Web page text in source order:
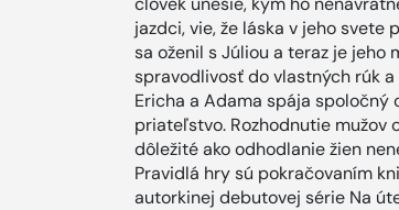
jazdci, vie, že láska v jeho
sa oženil s Júliou a teraz je jeho
spravodlivosť do vlastných rúk
Ericha a Adama spája spoločný
priateľstvo. Rozhodnutie
dôležité ako odhodlanie žien
Pravidlá hry sú pokračovaním
autorkinej debutovej série Na